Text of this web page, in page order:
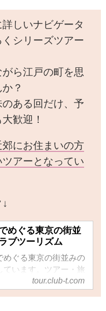
しいナビゲータ
シリーズツアー
ら江戸の町を思
？
ある回だけ、予
歓迎！
にお住まいの方
アーとなってい
めぐる東京の街並
ブツーリズム
めぐる東京の街並みの
ています。ツアー・旅
込ならクラブツーリズ
tour.club-t.com